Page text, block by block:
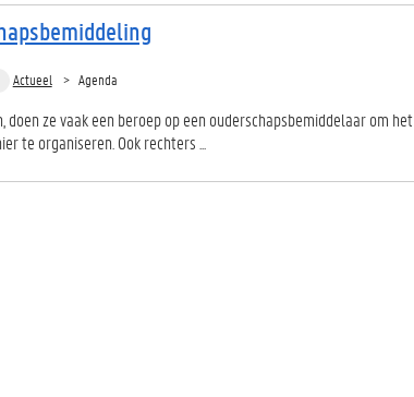
Actueel Agenda
doen ze vaak een beroep op een ouderschapsbemiddelaar om het
te organiseren. Ook rechters ...